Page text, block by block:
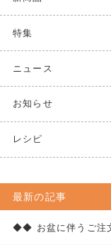
特集
ニュース
お知らせ
レシピ
最新の記事
◆◆ お盆に伴うご注